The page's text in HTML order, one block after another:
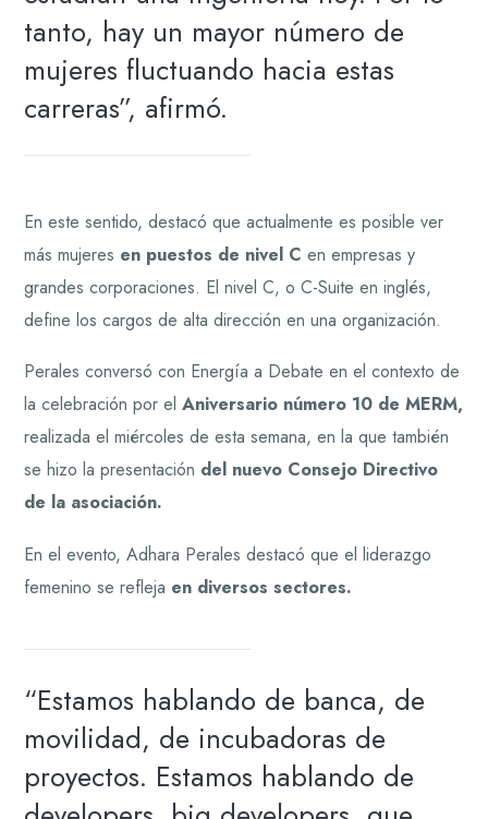
tanto, hay un mayor número de
mujeres fluctuando hacia estas
carreras”, afirmó.
En este sentido, destacó que actualmente es posible ver
más mujeres en puestos de nivel Cen empresas y
grandes corporaciones. El nivel C, o C-Suite en inglés,
define los cargos de alta dirección en una organización.
Perales conversó con Energía a Debate en el contexto de
la celebración por elAniversario número 10 de MERM,
realizada el miércoles de esta semana, en la que también
se hizo la presentación del nuevo Consejo Directivo
de la asociación.
En el evento, Adhara Perales destacó que el liderazgo
femenino se refleja en diversos sectores.
“Estamos hablando de banca, de
movilidad, de incubadoras de
proyectos. Estamos hablando de